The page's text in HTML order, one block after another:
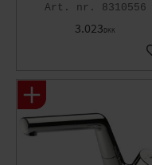
8310556
3.023DKK